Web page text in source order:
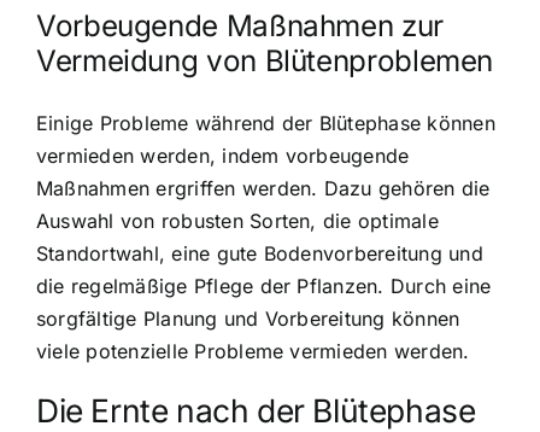
Vorbeugende Maßnahmen zur
Vermeidung von Blütenproblemen
Einige Probleme während der Blütephase können
vermieden werden, indem vorbeugende
Maßnahmen ergriffen werden. Dazu gehören die
Auswahl von robusten Sorten, die optimale
Standortwahl, eine gute Bodenvorbereitung und
die regelmäßige Pflege der Pflanzen. Durch eine
sorgfältige Planung und Vorbereitung können
viele potenzielle Probleme vermieden werden.
Die Ernte nach der Blütephase